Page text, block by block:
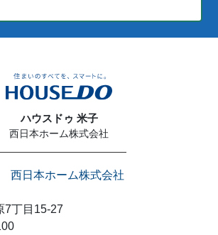
ハウスドゥ 米子
西日本ホーム株式会社
西日本ホーム株式会社
7丁目15-27